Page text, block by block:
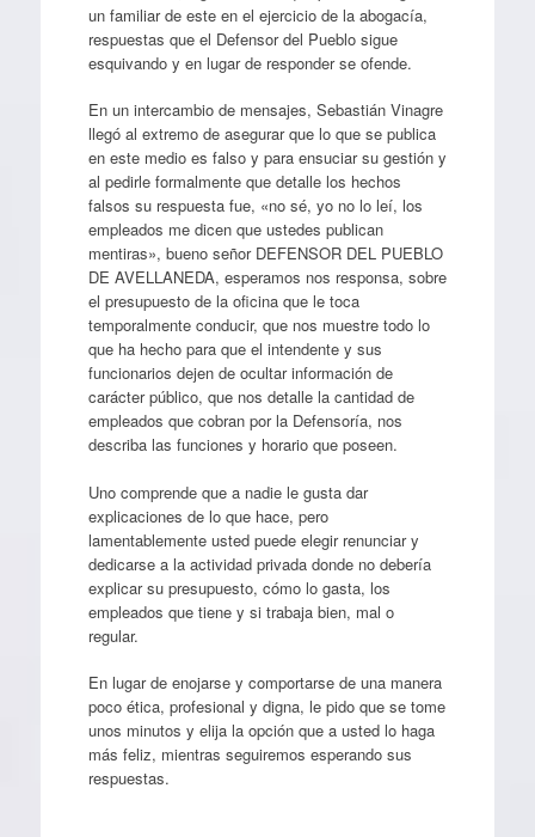
un familiar de este en el ejercicio de la abogacía,
respuestas que el Defensor del Pueblo sigue
esquivando y en lugar de responder se ofende.
En un intercambio de mensajes, Sebastián Vinagre
llegó al extremo de asegurar que lo que se publica
en este medio es falso y para ensuciar su gestión y
al pedirle formalmente que detalle los hechos
falsos su respuesta fue, «no sé, yo no lo leí, los
empleados me dicen que ustedes publican
mentiras», bueno señor DEFENSOR DEL PUEBLO
DE AVELLANEDA, esperamos nos responsa, sobre
el presupuesto de la oficina que le toca
temporalmente conducir, que nos muestre todo lo
que ha hecho para que el intendente y sus
funcionarios dejen de ocultar información de
carácter público, que nos detalle la cantidad de
empleados que cobran por la Defensoría, nos
describa las funciones y horario que poseen.
Uno comprende que a nadie le gusta dar
explicaciones de lo que hace, pero
lamentablemente usted puede elegir renunciar y
dedicarse a la actividad privada donde no debería
explicar su presupuesto, cómo lo gasta, los
empleados que tiene y si trabaja bien, mal o
regular.
En lugar de enojarse y comportarse de una manera
poco ética, profesional y digna, le pido que se tome
unos minutos y elija la opción que a usted lo haga
más feliz, mientras seguiremos esperando sus
respuestas.